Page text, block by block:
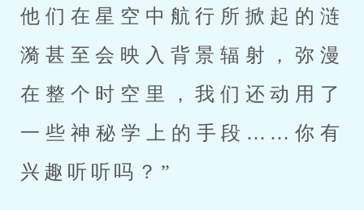
他们在星空中航行所掀起的涟
漪甚至会映入背景辐射，弥漫
在整个时空里，我们还动用了
一些神秘学上的手段……你有
兴趣听听吗？”